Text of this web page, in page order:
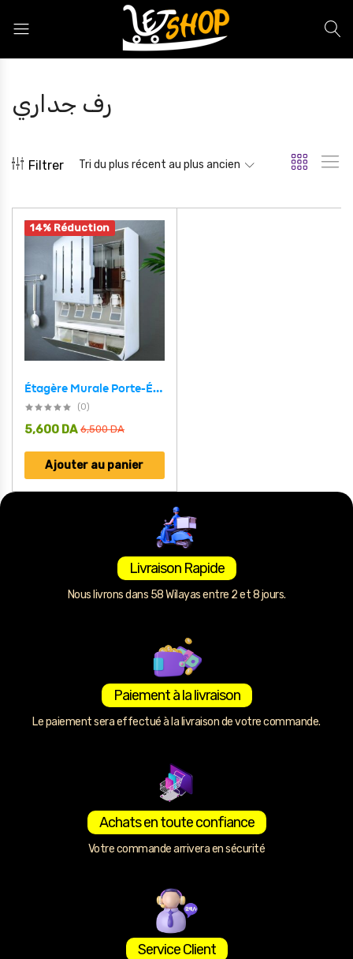
رف جداري
Filtrer Tri du plus récent au plus ancien
14% Réduction
Étagère Murale Porte-Épices – رف توابل جداري
(0)
6,500DA
5,600 DA
Ajouter au panier
Livraison Rapide
Nous livrons dans 58 Wilayas entre 2 et 8 jours.
Paiement à la livraison
Le paiement sera effectué à la livraison de votre commande.
Achats en toute confiance
Votre commande arrivera en sécurité
Service Client